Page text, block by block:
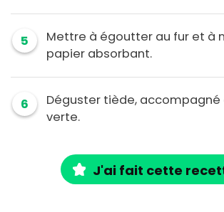
5
Mettre à égoutter au fur et à
papier absorbant.
6
Déguster tiède, accompagné
verte.
J'ai fait cette